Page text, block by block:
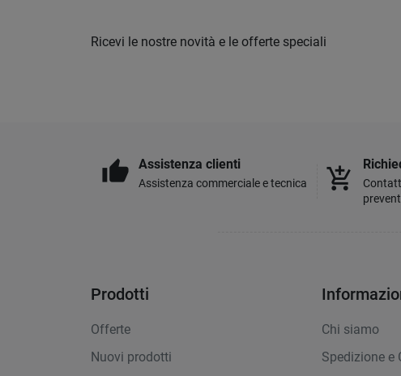
Ricevi le nostre novità e le offerte speciali
thumb_up Assistenza clienti
Assistenza commerciale e tecnica add_shopping_cart
Prodotti
Offerte
Nuovi prodotti
Chi siamo
Spedizione e